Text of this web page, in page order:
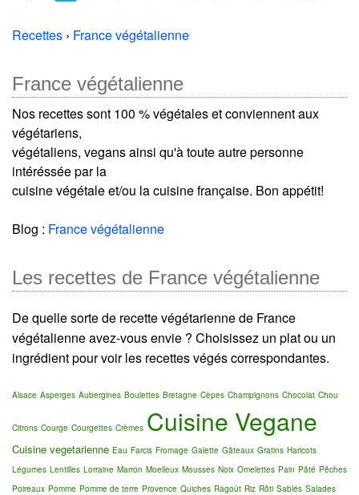
Recettes › France végétalienne
France végétalienne
Nos recettes sont 100 % végétales et conviennent aux
végétariens,
végétaliens, vegans ainsi qu'à toute autre personne
intéréssée par la
cuisine végétale et/ou la cuisine française. Bon appétit!
Blog : France végétalienne
Les recettes de France végétalienne
De quelle sorte de recette végétarienne de France
végétalienne avez-vous envie ? Choisissez un plat ou un
ingrédient pour voir les recettes végés correspondantes.
Alsace Asperges Aubergines Boulettes Bretagne Cèpes Champignons Chocolat Chou
Citrons Courge Courgettes Crèmes Cuisine Vegane
Cuisine vegetarienne Eau Farcis Fromage Galette Gâteaux Gratins Haricots
Légumes Lentilles Lorraine Marron Moelleux Mousses Noix Omelettes Pain Pâté Pêches
Poireaux Pomme Pomme de terre Provence Quiches Ragoût Riz Rôti Sablés Salades